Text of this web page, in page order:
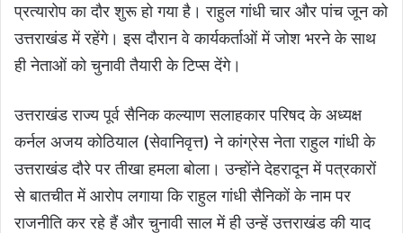
प्रत्यारोप का दौर शुरू हो गया है। राहुल गांधी चार और पांच जून को
उत्तराखंड में रहेंगे। इस दौरान वे कार्यकर्ताओं में जोश भरने के साथ
ही नेताओं को चुनावी तैयारी के टिप्स देंगे।
उत्तराखंड राज्य पूर्व सैनिक कल्याण सलाहकार परिषद के अध्यक्ष
कर्नल अजय कोठियाल (सेवानिवृत्त) ने कांग्रेस नेता राहुल गांधी के
उत्तराखंड दौरे पर तीखा हमला बोला। उन्होंने देहरादून में पत्रकारों
से बातचीत में आरोप लगाया कि राहुल गांधी सैनिकों के नाम पर
राजनीति कर रहे हैं और चुनावी साल में ही उन्हें उत्तराखंड की याद